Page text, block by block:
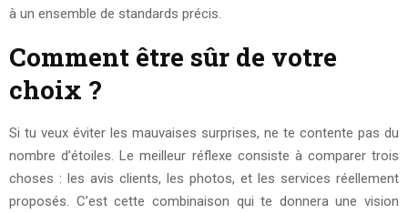
à un ensemble de standards précis.
Comment être sûr de votre
choix ?
Si tu veux éviter les mauvaises surprises, ne te contente pas du
nombre d’étoiles. Le meilleur réflexe consiste à comparer trois
choses : les avis clients, les photos, et les services réellement
proposés. C’est cette combinaison qui te donnera une vision